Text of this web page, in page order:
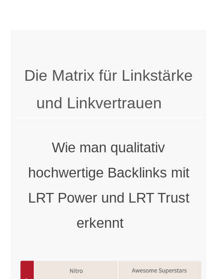
Die Matrix für Linkstärke
und Linkvertrauen
Wie man qualitativ
hochwertige Backlinks mit
LRT Power und LRT Trust
erkennt